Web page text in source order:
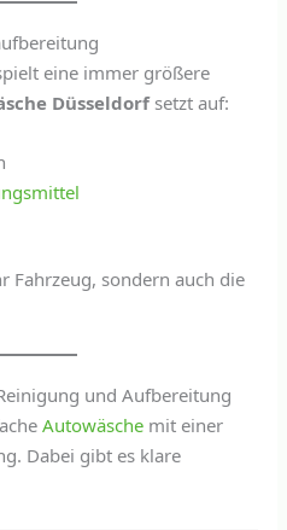
eine immer größere
Düsseldorfsetzt auf:
Fahrzeug, sondern auch die
und Aufbereitung
Autowäsche mit einer
Dabei gibt es klare